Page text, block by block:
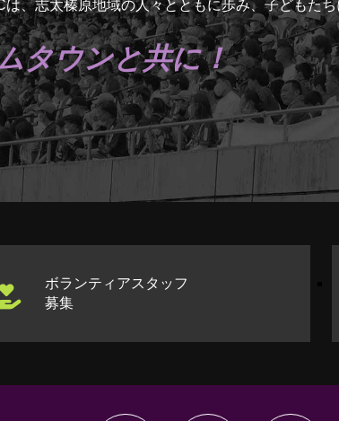
は、志太榛原地域の人々とともに歩み、子どもた
タウンと共に！
ボランティアスタッフ
募集